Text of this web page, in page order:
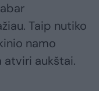
Taip nutiko
namo
atviri aukštai.